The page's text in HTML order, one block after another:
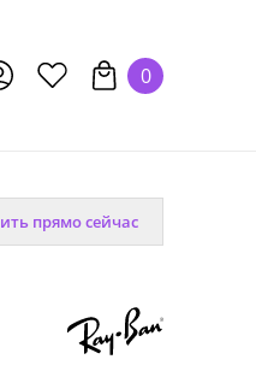
0
прямо сейчас